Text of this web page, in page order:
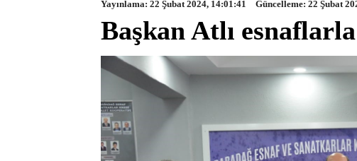
Yayınlama: 22 Şubat 2024, 14:01:41 Güncelleme: 22 Şubat
Başkan Atlı